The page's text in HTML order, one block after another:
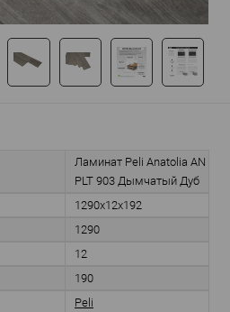
Ламинат Peli Anatolia AN
PLT 903 Дымчатый Дуб
1290х12х192
1290
12
190
Peli